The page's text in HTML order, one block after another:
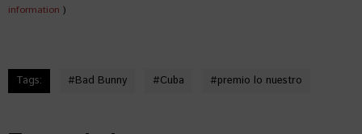
information )
Tags: #Bad Bunny #Cuba #premio lo nuestro